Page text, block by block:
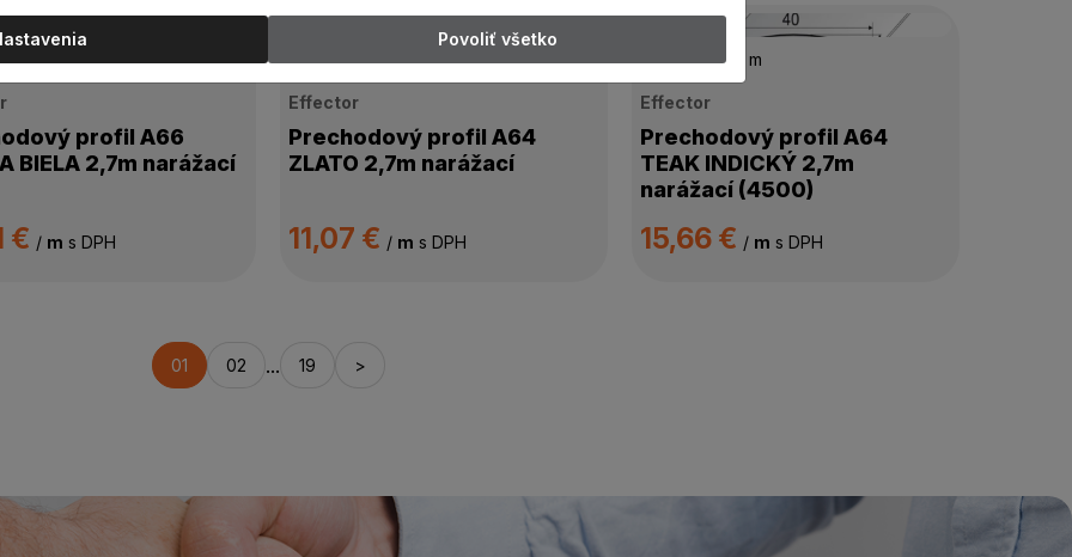
18 m
profil A66
BIELA 2,7m narážací
€ / m s DPH
Skladom18.9 m
Effector
Prechodový profil A64
ZLATO 2,7m narážací
11,07 € / m s DPH
Skladom 18 m
Effector
Prechodový profil A64
TEAK INDICKÝ 2,7m
narážací (4500)
15,66 € / m s DPH
01 02 ... 19 >
Povoliť všetko